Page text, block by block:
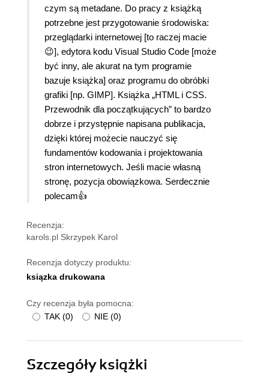
czym są metadane. Do pracy z książką
potrzebne jest przygotowanie środowiska:
przeglądarki internetowej [to raczej macie
😉], edytora kodu Visual Studio Code [może
być inny, ale akurat na tym programie
bazuje książka] oraz programu do obróbki
grafiki [np. GIMP]. Książka „HTML i CSS.
Przewodnik dla początkujących” to bardzo
dobrze i przystępnie napisana publikacja,
dzięki której możecie nauczyć się
fundamentów kodowania i projektowania
stron internetowych. Jeśli macie własną
stronę, pozycja obowiązkowa. Serdecznie
polecam👍
Recenzja:
karols.pl Skrzypek Karol
Recenzja dotyczy produktu:
ksiązka drukowana
Czy recenzja była pomocna:
TAK (0) NIE (0)
Szczegółyksiążki